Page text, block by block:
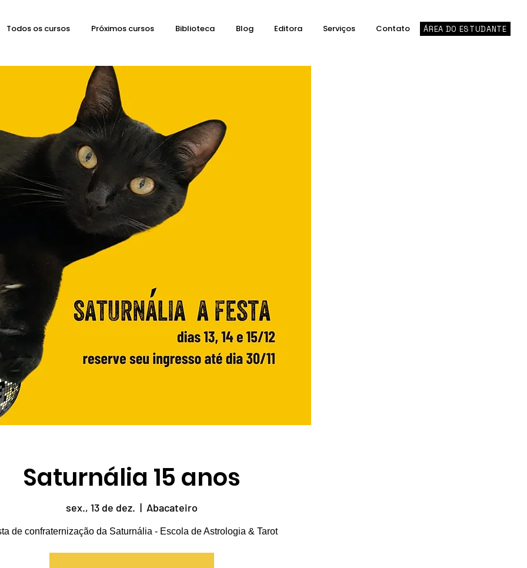
Todos os cursos Próximos cursos Biblioteca Blog Editora Serviços Contato ÁREA DO ESTUDANTE
Saturnália 15 anos
sex., 13 de dez.
  |
Abacateiro
de confraternização da Saturnália - Escola de Astrologia & Tarot